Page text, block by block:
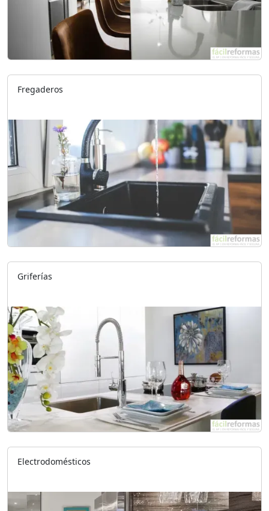
Fregaderos
Griferías
Electrodomésticos